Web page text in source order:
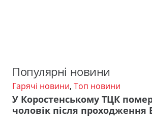
Популярні новини
Гарячі новини, Топ новини
У Коростенському ТЦК
чоловік після проходження